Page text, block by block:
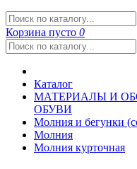
Корзина пусто 0
Каталог
МАТЕРИАЛЫ И
ОБУВИ
Молния и бегунки
Молния
Молния курточная